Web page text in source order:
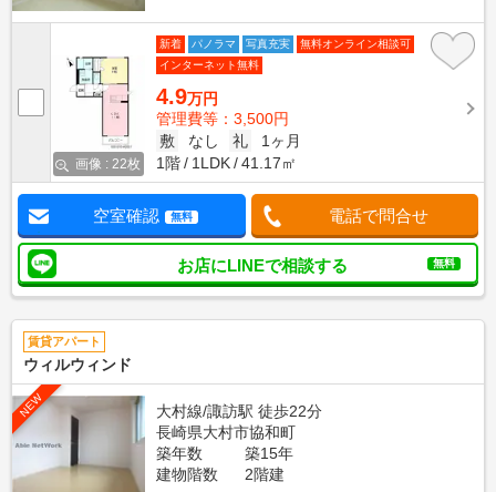
画像 : 22枚
新着 パノラマ 写真充実
無料オンライン相談可
インターネット無料
4.9万円
管理費等：3,500円
敷
なし 礼
1ヶ月
1階
1LDK 41.17㎡
空室確認 無料 電話で問合せ
お店にLINEで相談する 無料
賃貸アパート
ウィルウィンド
NEW
大村線/諏訪駅 徒歩22分
長崎県大村市協和町
築年数
築15年
建物階数
2階建